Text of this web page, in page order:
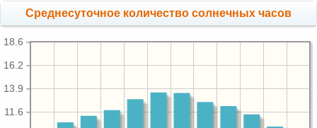
Среднесуточное количество солнечных часов
11.6
13.9
16.2
18.6